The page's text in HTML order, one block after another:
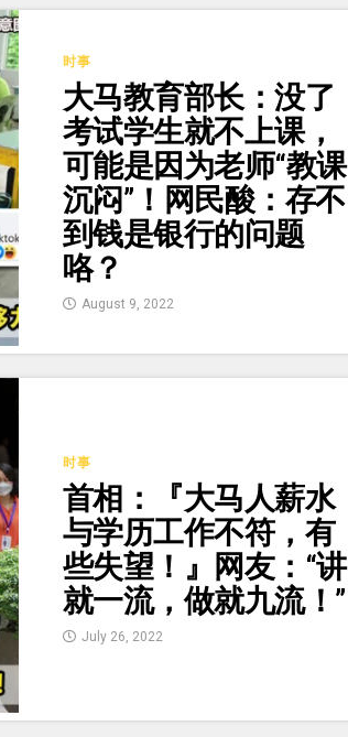
时事
大马教育部长：没了
考试学生就不上课，
可能是因为老师“教课
沉闷”！网民酸：存不
到钱是银行的问题
咯？
August 9, 2022
时事
首相：『大马人薪水
与学历工作不符，有
些失望！』网友：“讲
就一流，做就九流！”
July 26, 2022